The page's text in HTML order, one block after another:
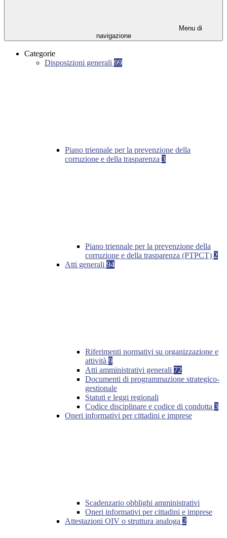
Menu di
navigazione
Categorie
Disposizioni generali 99
Piano triennale per la prevenzione della
corruzione e della trasparenza 3
Piano triennale per la prevenzione della
corruzione e della trasparenza (PTPCT) 2
Atti generali 94
Riferimenti normativi su organizzazione e
attività 9
Atti amministrativi generali 72
Documenti di programmazione strategico-
gestionale
Statuti e leggi regionali
Codice disciplinare e codice di condotta 3
Oneri informativi per cittadini e imprese
Scadenzario obblighi amministrativi
Oneri informativi per cittadini e imprese
Attestazioni OIV o struttura analoga 2